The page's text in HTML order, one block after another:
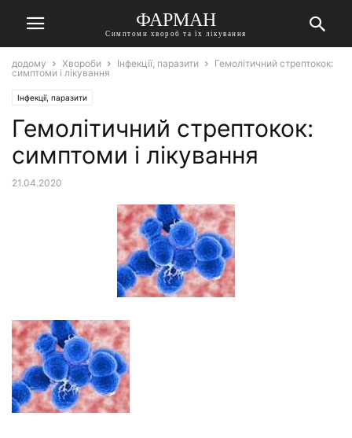
ФАРМАН
Симптоми хвороб та їх лікування
додому Хвороби Інфекції, паразити
Гемолітичний стрептокок:
симптоми і лікування
Інфекції, паразити
Гемолітичний стрептокок:
симптоми і лікування
21.04.2020